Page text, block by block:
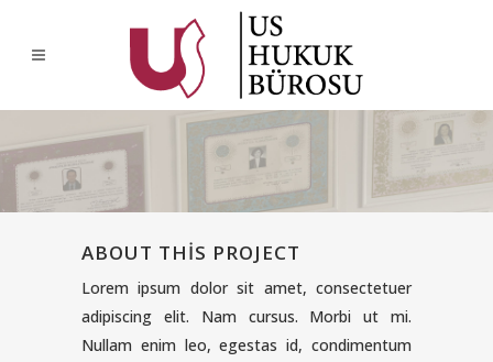
ABOUT THIS PROJECT
Lorem ipsum dolor sit amet, consectetuer
adipiscing elit. Nam cursus. Morbi ut mi.
Nullam enim leo, egestas id, condimentum